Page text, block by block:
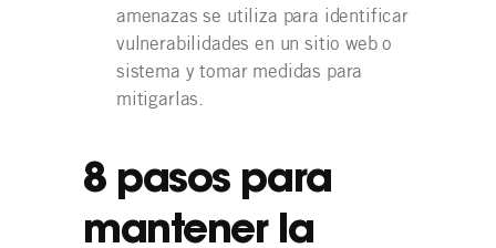
amenazas se utiliza para identificar
vulnerabilidades en un sitio web o
sistema y tomar medidas para
mitigarlas.
8 pasos para
mantener la